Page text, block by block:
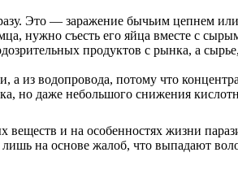
Это — заражение бычьим цепнем
нужно съесть его яйца вместе с
продуктов с рынка, а
из водопровода, потому что
но даже небольшого снижения
веществ и на особенностях жизни
на основе жалоб, что выпадают